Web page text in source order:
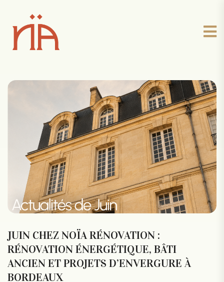
JUIN CHEZ NOÏA RÉNOVATION :
RÉNOVATION ÉNERGÉTIQUE, BÂTI
ANCIEN ET PROJETS D’ENVERGURE À
BORDEAUX